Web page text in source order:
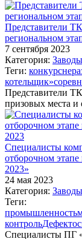
Представители
региональном
7 сентября 2023
Категория:
Теги: конкурс
котельщик»
Представители
призовых места и
Специалисты
отборочном этапе
2023»
24 мая 2023
Категория:
Теги:
промышленность
контроль
Специалисты ПГ